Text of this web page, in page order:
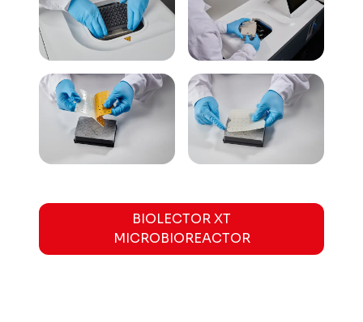
BIOLECTOR XT
MICROBIOREACTOR